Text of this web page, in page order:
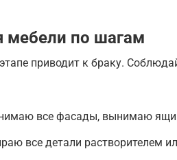
мебели по шагам
приводит к браку.
все фасады, вынимаю
все детали растворителем